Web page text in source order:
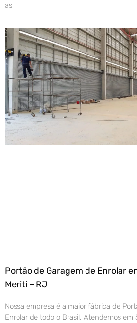
as
Portão de Garagem de Enrolar
Meriti – RJ
Nossa empresa é a maior fábrica de
Enrolar de todo o Brasil. Atendemos em